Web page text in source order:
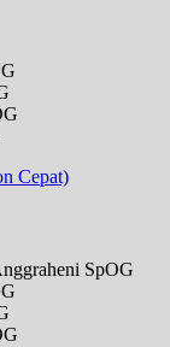
Cepat)
SpOG